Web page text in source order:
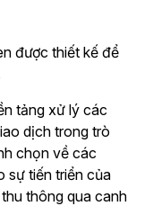
được thiết kế để
tảng xử lý các
dịch trong trò
chọn về các
sự tiến triển của
thông qua canh